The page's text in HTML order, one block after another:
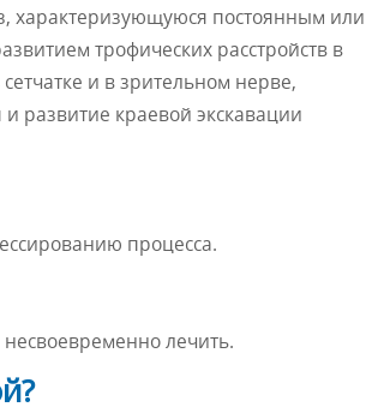
характеризующуюся постоянным или
трофических расстройств в
и в зрительном нерве,
развитие краевой экскавации
процесса.
лечить.